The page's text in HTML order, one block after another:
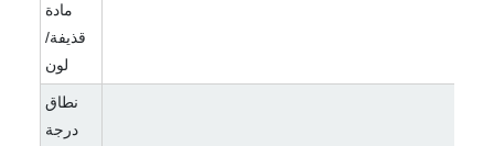
مادة
قذيفة/
لون
نطاق
درجة